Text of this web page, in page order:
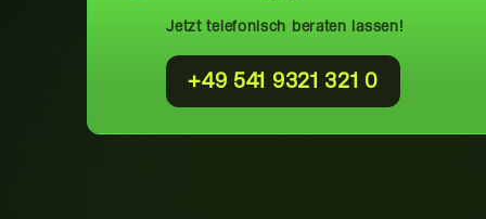
Jetzt telefonisch beraten lassen!
+49 541 9321 321 0